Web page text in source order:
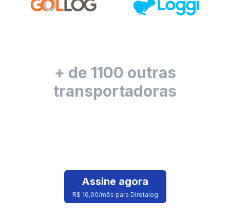
+ de 1100 outras
transportadoras
Assine agora
R$ 16,90/mês para Diretalog